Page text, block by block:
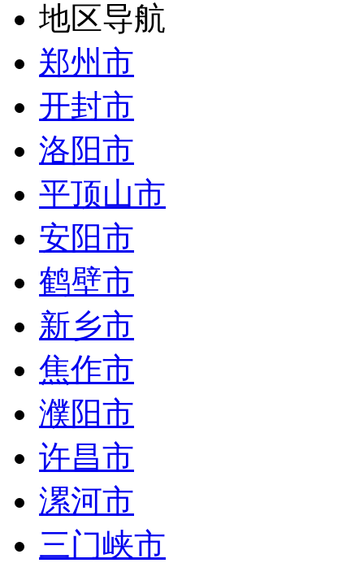
地区导航
郑州市
开封市
洛阳市
平顶山市
安阳市
鹤壁市
新乡市
焦作市
濮阳市
许昌市
漯河市
三门峡市